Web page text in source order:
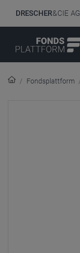
DRESCHER& CIE AG
Fondsplattform